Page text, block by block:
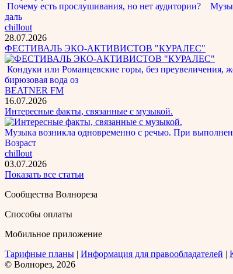
Почему есть прослушивания, но нет аудитории?
даль
chillout
28.07.2026
ФЕСТИВАЛЬ ЭКО-АКТИВИСТОВ "КУРАЛЕС"
Кондуки или Романцевские горы, без преувеличения,
бирюзовая вода оз
BEATNER FM
16.07.2026
Интересные факты, связанные с музыкой.
Музыка возникла одновременно с речью. При
Возраст
chillout
03.07.2026
Показать все статьи
Сообщества Волнореза
Способы оплаты
Мобильное приложение
Тарифные планы | Информация для правообладателей |
© Волнорез, 2026